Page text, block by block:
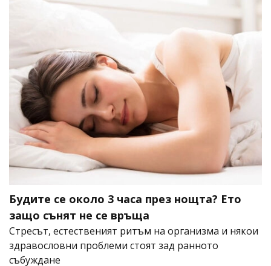
Будите се около 3 часа през нощта? Ето
защо сънят не се връща
Стресът, естественият ритъм на организма и някои
здравословни проблеми стоят зад ранното
събуждане